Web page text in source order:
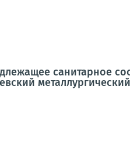
санитарное